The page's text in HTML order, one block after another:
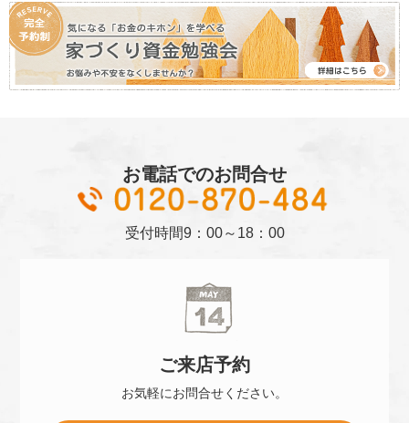
お電話でのお問合せ
受付時間9：00～18：00
ご来店予約
お気軽にお問合せください。